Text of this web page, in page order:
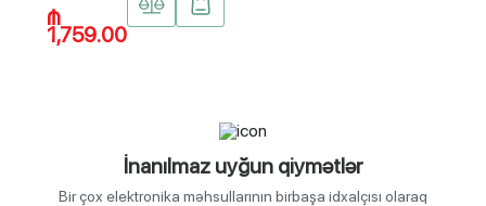
₼
1,759.00
İnanılmaz uyğun qiymətlər
Bir çox elektronika məhsullarının birbaşa idxalçısı olaraq